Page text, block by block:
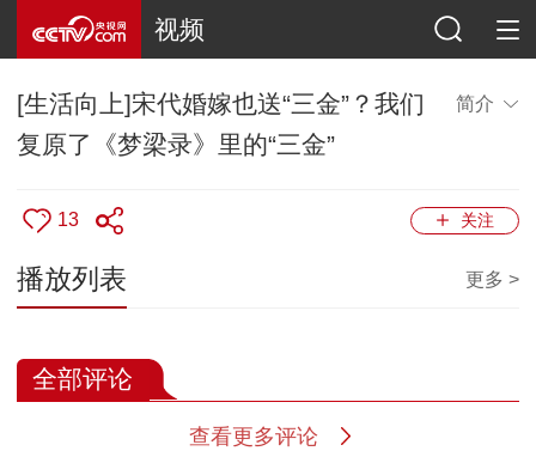
视频
[生活向上]宋代婚嫁也送“三金”？我们
复原了《梦梁录》里的“三金”
简介
13 关注
播放列表 更多 >
全部评论
查看更多评论